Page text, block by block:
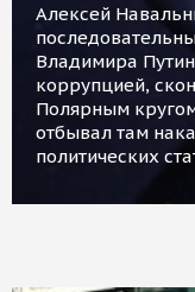
Алексей
Владимира
коррупцией,
Полярным
отбывал там
политических